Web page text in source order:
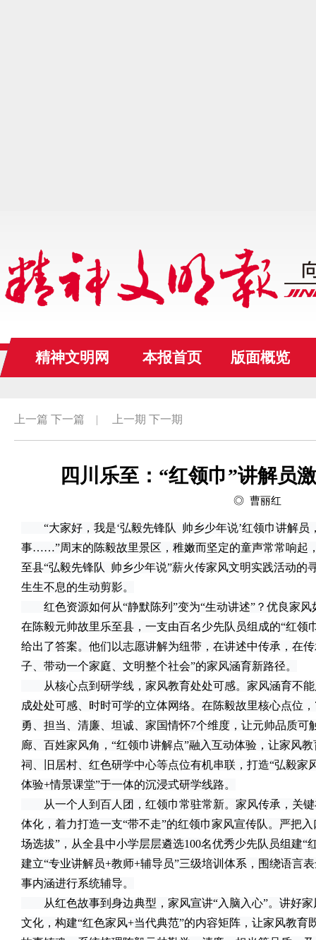
精神文明网 本报首页 版面概览
上一篇 下一篇 | 上一期 下一期
四川乐至：“红领巾”讲解员
◎ 曹丽红
“大家好，我是‘弘毅先锋队 帅乡少年说’红领巾讲解员
事……”周末的陈毅故里景区，稚嫩而坚定的童声常常响起
至县“弘毅先锋队 帅乡少年说”薪火传家风文明实践活动的
生生不息的生动剪影。
红色资源如何从“静默陈列”变为“生动讲述”？优良家风
在陈毅元帅故里乐至县，一支由百名少先队员组成的“红领
给出了答案。他们以志愿讲解为纽带，在讲述中传承，在
子、带动一个家庭、文明整个社会”的家风涵育新路径。
从核心点到研学线，家风教育处处可感。家风涵育不能
成处处可感、时时可学的立体网络。在陈毅故里核心点位
勇、担当、清廉、坦诚、家国情怀7个维度，让元帅品质可
廊、百姓家风角，“红领巾讲解点”融入互动体验，让家风
祠、旧居村、红色研学中心等点位有机串联，打造“弘毅家
体验+情景课堂”于一体的沉浸式研学线路。
从一个人到百人团，红领巾常驻常新。家风传承，关键
体化，着力打造一支“带不走”的红领巾家风宣传队。严把
场选拔”，从全县中小学层层遴选100名优秀少先队员组建“
建立“专业讲解员+教师+辅导员”三级培训体系，围绕语言
事内涵进行系统辅导。
从红色故事到身边典型，家风宣讲“入脑入心”。讲好家
文化，构建“红色家风+当代典范”的内容矩阵，让家风教育